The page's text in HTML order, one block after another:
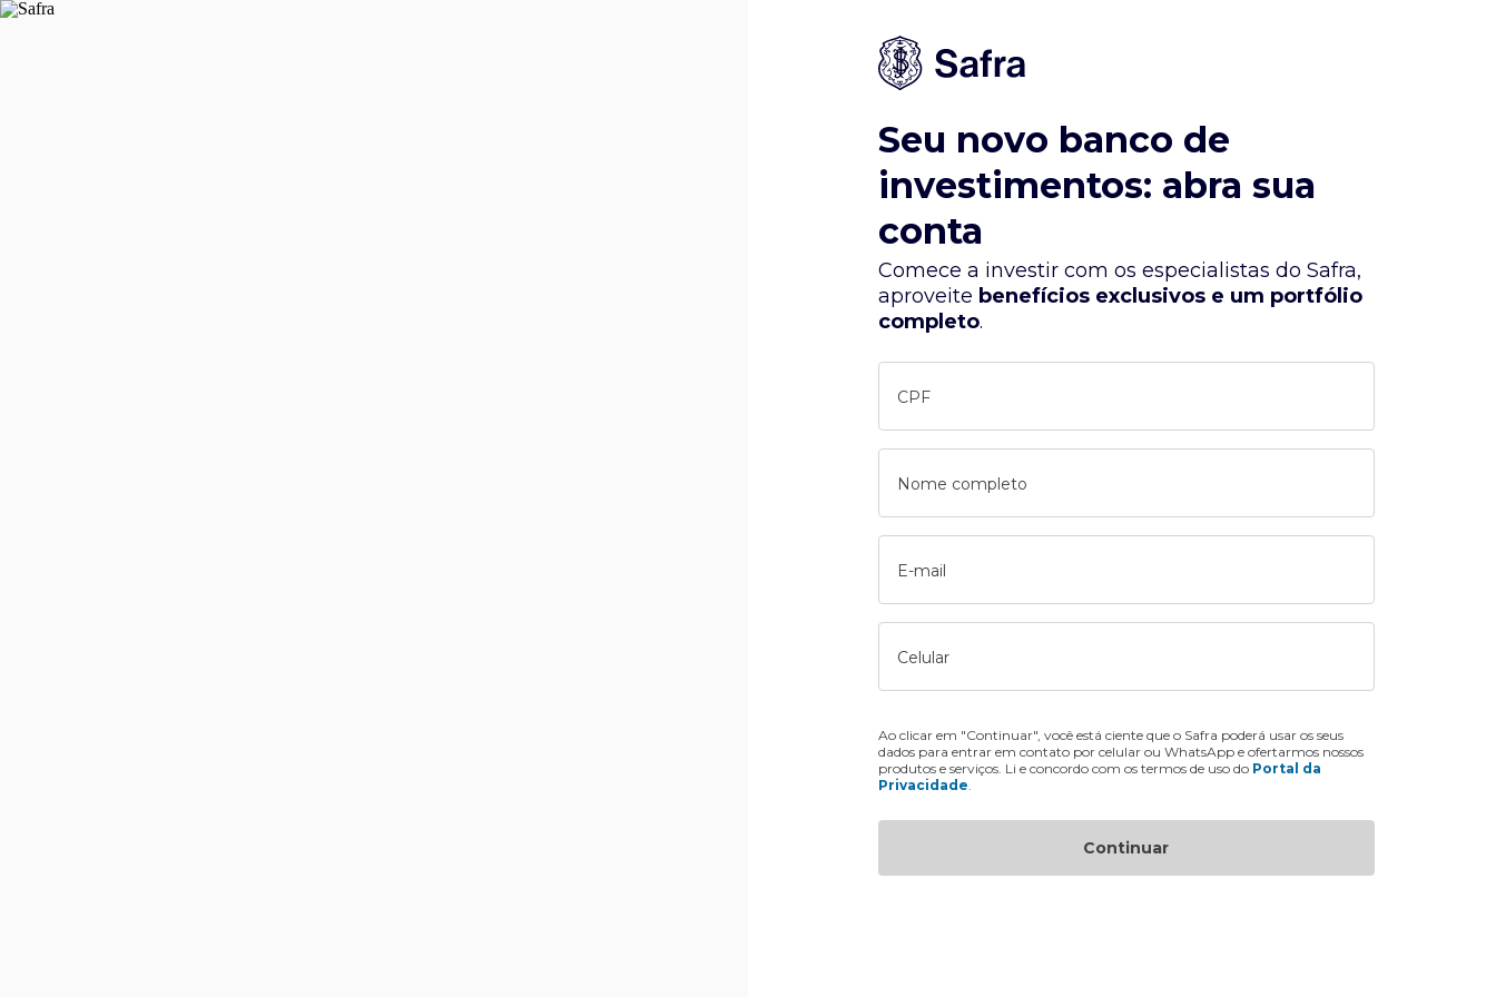
Seu novo banco de
investimentos: abra sua
conta
Comece a investir com os especialistas do Safra,
aproveite benefícios exclusivos e um portfólio
completo.
CPF
Nome completo
E-mail
Celular
Ao clicar em "Continuar", você está ciente que o Safra poderá usar os seus
dados para entrar em contato por celular ou WhatsApp e ofertarmos nossos
produtos e serviços. Li e concordo com os termos de uso do Portal da
Privacidade
Continuar